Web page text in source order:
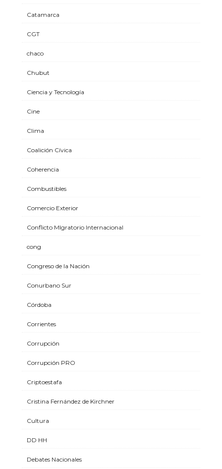
Catamarca
CGT
chaco
Chubut
Ciencia y Tecnología
Cine
Clima
Coalición Cívica
Coherencia
Combustibles
Comercio Exterior
Conflicto MIgratorio Internacional
cong
Congreso de la Nación
Conurbano Sur
Córdoba
Corrientes
Corrupción
Corrupción PRO
Criptoestafa
Cristina Fernández de Kirchner
Cultura
DD HH
Debates Nacionales